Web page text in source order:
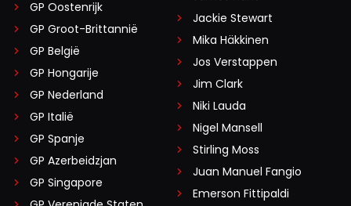
GP Oostenrijk
GP Groot-Brittannië
GP België
GP Hongarije
GP Nederland
GP Italië
GP Spanje
GP Azerbeidzjan
GP Singapore
Jackie Stewart
Mika Häkkinen
Jos Verstappen
Jim Clark
Niki Lauda
Nigel Mansell
Stirling Moss
Juan Manuel Fangio
Emerson Fittipaldi